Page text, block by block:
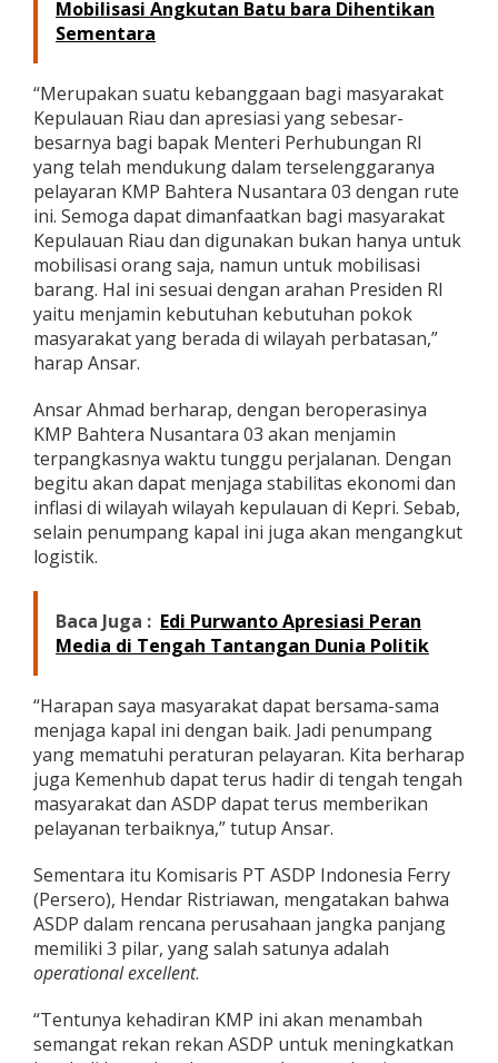
Mobilisasi Angkutan Batu bara Dihentikan
Sementara
“Merupakan suatu kebanggaan bagi masyarakat
Kepulauan Riau dan apresiasi yang sebesar-
besarnya bagi bapak Menteri Perhubungan RI
yang telah mendukung dalam terselenggaranya
pelayaran KMP Bahtera Nusantara 03 dengan rute
ini. Semoga dapat dimanfaatkan bagi masyarakat
Kepulauan Riau dan digunakan bukan hanya untuk
mobilisasi orang saja, namun untuk mobilisasi
barang. Hal ini sesuai dengan arahan Presiden RI
yaitu menjamin kebutuhan kebutuhan pokok
masyarakat yang berada di wilayah perbatasan,”
harap Ansar.
Ansar Ahmad berharap, dengan beroperasinya
KMP Bahtera Nusantara 03 akan menjamin
terpangkasnya waktu tunggu perjalanan. Dengan
begitu akan dapat menjaga stabilitas ekonomi dan
inflasi di wilayah wilayah kepulauan di Kepri. Sebab,
selain penumpang kapal ini juga akan mengangkut
logistik.
Baca Juga : Edi Purwanto Apresiasi Peran
Media di Tengah Tantangan Dunia Politik
“Harapan saya masyarakat dapat bersama-sama
menjaga kapal ini dengan baik. Jadi penumpang
yang mematuhi peraturan pelayaran. Kita berharap
juga Kemenhub dapat terus hadir di tengah tengah
masyarakat dan ASDP dapat terus memberikan
pelayanan terbaiknya,” tutup Ansar.
Sementara itu Komisaris PT ASDP Indonesia Ferry
(Persero), Hendar Ristriawan, mengatakan bahwa
ASDP dalam rencana perusahaan jangka panjang
memiliki 3 pilar, yang salah satunya adalah
operational excellent.
“Tentunya kehadiran KMP ini akan menambah
semangat rekan rekan ASDP untuk meningkatkan